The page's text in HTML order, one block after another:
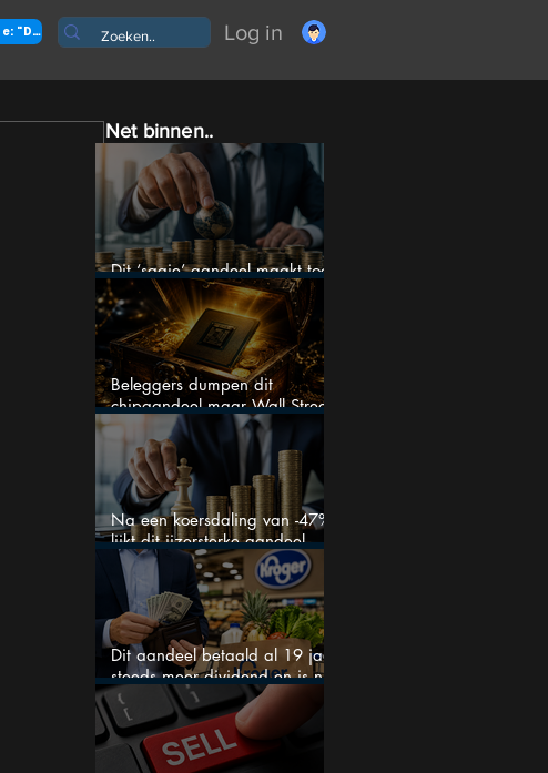
Profiteer nu van 50% korting met de kortingscode: "DANK" Log in
Net binnen..
Dit ‘saaie’ aandeel maakt toch
bizar veel winst
Beleggers dumpen dit
chipaandeel maar Wall Street
ziet een zeldzame koopkans
Na een koersdaling van -47%
lijkt dit ijzersterke aandeel
aantrekkelijker dan ooit
Dit aandeel betaald al 19 jaar
steeds meer dividend en is nu
goedkoop